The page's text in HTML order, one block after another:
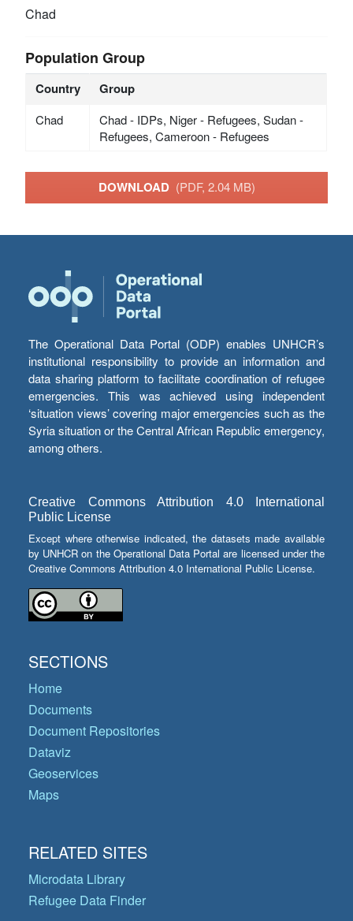
Chad
Population Group
Country Group
Chad
Chad - IDPs, Niger - Refugees, Sudan -
Refugees, Cameroon - Refugees
DOWNLOAD (PDF, 2.04 MB)
The Operational Data Portal (ODP) enables UNHCR’s
institutional responsibility to provide an information and
data sharing platform to facilitate coordination of refugee
emergencies. This was achieved using independent
‘situation views’ covering major emergencies such as the
Syria situation or the Central African Republic emergency,
among others.
Creative Commons Attribution 4.0 International
Public License
Except where otherwise indicated, the datasets made available
by UNHCR on the Operational Data Portal are licensed under the
Creative Commons Attribution 4.0 International Public License.
SECTIONS
Home
Documents
Document Repositories
Dataviz
Geoservices
Maps
RELATED SITES
Microdata Library
Refugee Data Finder